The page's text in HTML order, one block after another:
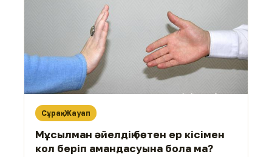
Сұрақ-Жауап
Мұсылман әйелдің бөтен ер кісімен
кол беріп амандасуына бола ма?